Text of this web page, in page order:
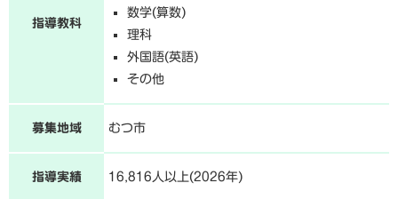
指導教科
数学(算数)
理科
外国語(英語)
その他
募集地域 むつ市
指導実績 16,816人以上(2026年)